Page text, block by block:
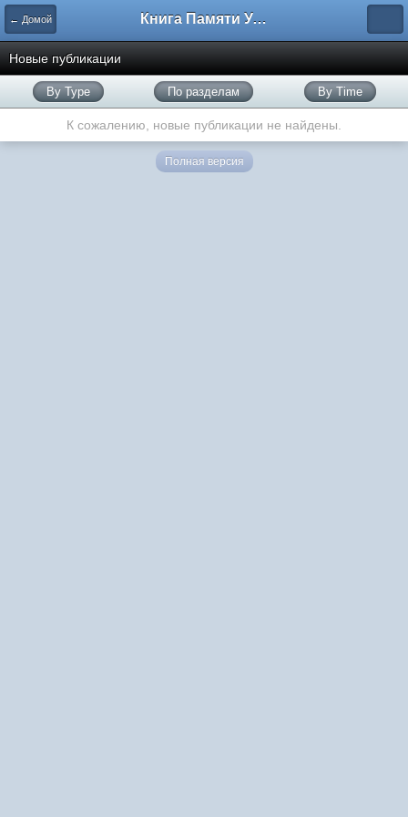
← Домой Книга Памяти Узбекистана
Новые публикации
By Type По разделам By Time
К сожалению, новые публикации не найдены.
Полная версия